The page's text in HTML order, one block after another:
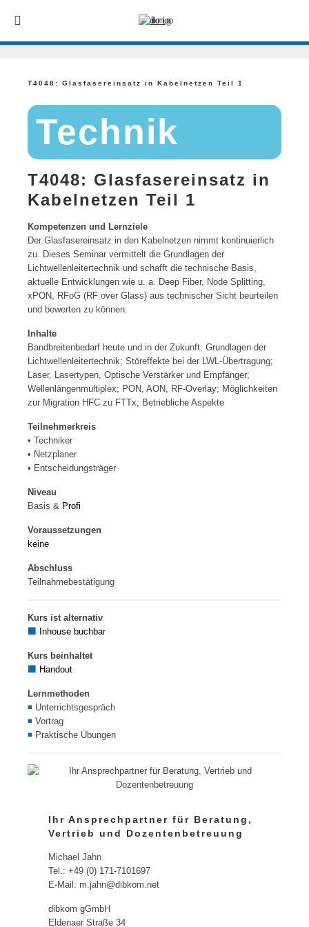
T4048: Glasfasereinsatz in Kabelnetzen Teil 1
Technik
T4048: Glasfasereinsatz in
Kabelnetzen Teil 1
Kompetenzen und Lernziele
Der Glasfasereinsatz in den Kabelnetzen nimmt kontinuierlich
zu. Dieses Seminar vermittelt die Grundlagen der
Lichtwellenleitertechnik und schafft die technische Basis,
aktuelle Entwicklungen wie u. a. Deep Fiber, Node Splitting,
xPON, RFoG (RF over Glass) aus technischer Sicht beurteilen
und bewerten zu können.
Inhalte
Bandbreitenbedarf heute und in der Zukunft; Grundlagen der
Lichtwellenleitertechnik; Störeffekte bei der LWL-Übertragung;
Laser, Lasertypen, Optische Verstärker und Empfänger;
Wellenlängenmultiplex; PON, AON, RF-Overlay; Möglichkeiten
zur Migration HFC zu FTTx; Betriebliche Aspekte
Teilnehmerkreis
• Techniker
• Netzplaner
• Entscheidungsträger
Niveau
Basis & Profi
Voraussetzungen
keine
Abschluss
Teilnahmebestätigung
Kurs ist alternativ
Inhouse buchbar
Kurs beinhaltet
Handout
Lernmethoden
◾ Unterrichtsgespräch
◾ Vortrag
◾ Praktische Übungen
Ihr Ansprechpartner für Beratung,
Vertrieb und Dozentenbetreuung
Michael Jahn
Tel.: +49 (0) 171-7101697
E-Mail: m.jahn@dibkom.net
dibkom gGmbH
Eldenaer Straße 34